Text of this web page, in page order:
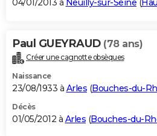
04/01/2013 à Neuilly-sur-Seine (
Paul GUEYRAUD (78 ans)
Créer une cagnotte obsèques
Naissance
23/08/1933 à Arles (Bouches-du-
Décès
01/05/2012 à Arles (Bouches-du-